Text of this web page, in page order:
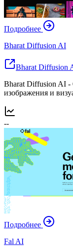
Подробнее
Bharat Diffusion AI
Bharat Diffusion
Bharat Diffusion AI -
изображения и
--
Подробнее
Fal AI